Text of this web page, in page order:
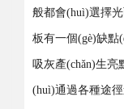
般都會(huì)選擇光
板有一個(gè)缺點
吸灰產(chǎn)生亮
(huì)通過各種途